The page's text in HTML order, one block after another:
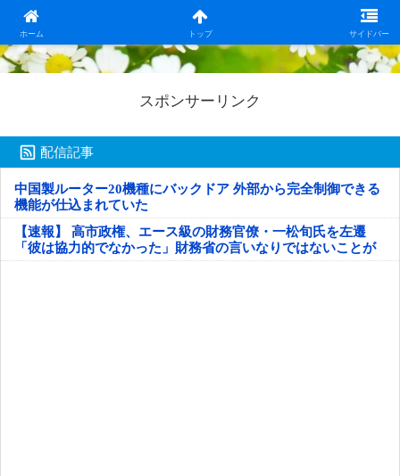
ホーム トップ サイドバー
日本第一！ニュース録
スポンサーリンク
配信記事
中国製ルーター20機種にバックドア 外部から完全制御できる
機能が仕込まれていた
【速報】 高市政権、エース級の財務官僚・一松旬氏を左遷
「彼は協力的でなかった」財務省の言いなりではないことが
判明